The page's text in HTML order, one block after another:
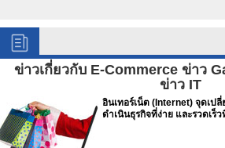
ข่าวเกี่ยวกับ E-Commerce ข่าว
ข่าว IT
อินเทอร์เน็ต (Internet) จุดเป
ดำเนินธุรกิจที่ง่าย และรวดเร็